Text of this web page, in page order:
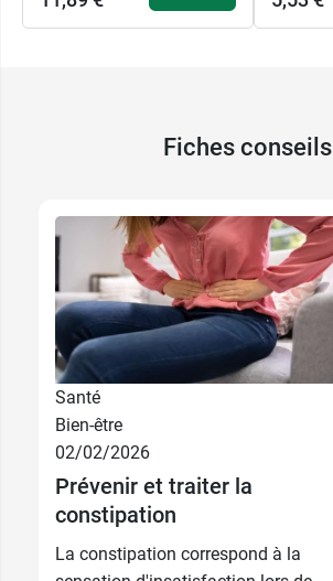
Fiches conseils
Santé
Bien-être
02/02/2026
Prévenir et traiter la
constipation
La constipation correspond à la